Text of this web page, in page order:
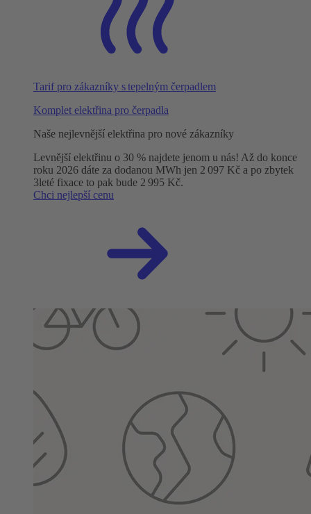
Tarif pro zákazníky s tepelným čerpadlem
Komplet elektřina pro čerpadla
Naše nejlevnější elektřina pro nové zákazníky
Levnější elektřinu o 30 % najdete jenom u nás! Až do konce
roku 2026 dáte za dodanou MWh jen 2 097 Kč a po zbytek
3leté fixace to pak bude 2 995 Kč.
Chci nejlepší cenu